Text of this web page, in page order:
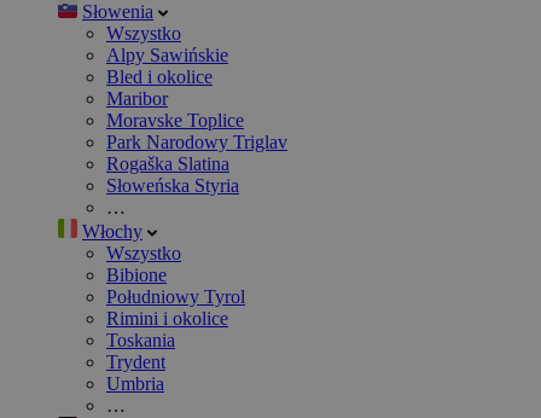
Słowenia
Wszystko
Alpy Sawińskie
Bled i okolice
Maribor
Moravske Toplice
Park Narodowy Triglav
Rogaška Slatina
Słoweńska Styria
…
Włochy
Wszystko
Bibione
Południowy Tyrol
Rimini i okolice
Toskania
Trydent
Umbria
…